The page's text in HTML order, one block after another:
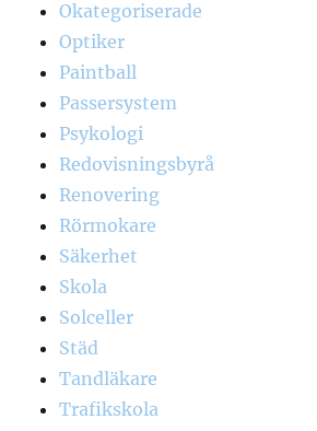
Okategoriserade
Optiker
Paintball
Passersystem
Psykologi
Redovisningsbyrå
Renovering
Rörmokare
Säkerhet
Skola
Solceller
Städ
Tandläkare
Trafikskola